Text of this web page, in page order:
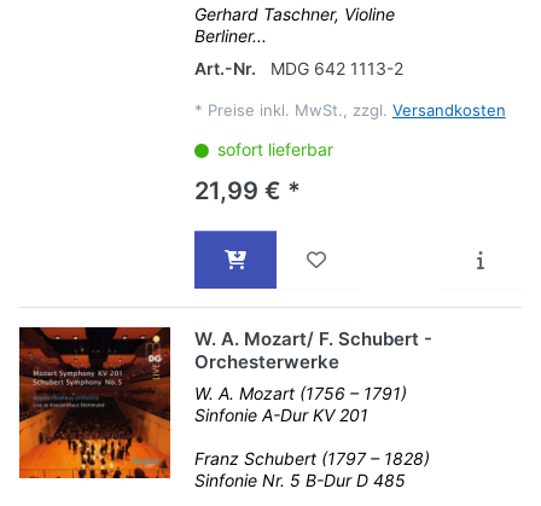
Gerhard Taschner, Violine
Berliner...
Art.-Nr.
MDG 642 1113-2
* Preise inkl. MwSt., zzgl. Versandkosten
sofort lieferbar
21,99 € *
W. A. Mozart/ F. Schubert -
Orchesterwerke
W. A. Mozart (1756 – 1791)
Sinfonie A-Dur KV 201
Franz Schubert (1797 – 1828)
Sinfonie Nr. 5 B-Dur D 485